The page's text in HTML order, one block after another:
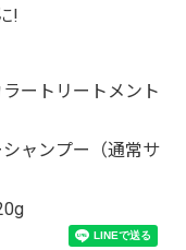
!
ートリートメント
ャンプー（通常サ